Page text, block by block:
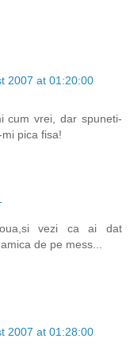
2007 at 01:20:00
cum vrei, dar spuneti-
pica fisa!
vezi ca ai dat
de pe mess...
2007 at 01:28:00